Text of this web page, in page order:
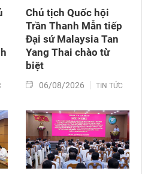
Chủ tịch Quốc hội
Trần Thanh Mẫn tiếp
Đại sứ Malaysia Tan
Yang Thai chào từ
biệt
06/08/2026 TIN TỨC